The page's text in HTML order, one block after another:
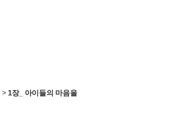
> 1장_ 아이들의 마음을